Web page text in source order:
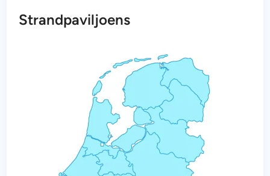
Strandpaviljoens